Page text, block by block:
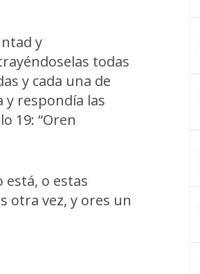
y
todas
y cada una de
y respondía las
19: “Oren
está, o estas
otra vez, y ores un